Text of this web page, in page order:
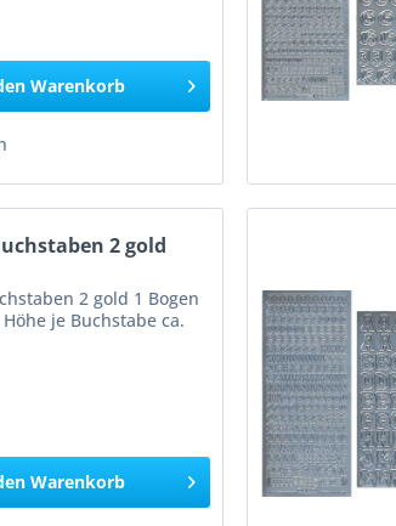
Warenkorb
2 gold
2 gold 1 Bogen
je Buchstabe ca.
Warenkorb